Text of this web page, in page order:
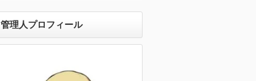
管理人プロフィール